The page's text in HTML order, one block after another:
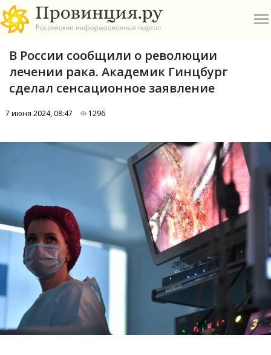
В
Е
П
Р
С
В России сообщили о революции
лечении рака. Академик Гинцбург
сделал сенсационное заявление
7 июня 2024, 08:47 1296